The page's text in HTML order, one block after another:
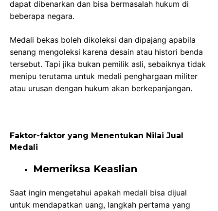
dapat dibenarkan dan bisa bermasalah hukum di
beberapa negara.
Medali bekas boleh dikoleksi dan dipajang apabila
senang mengoleksi karena desain atau histori benda
tersebut. Tapi jika bukan pemilik asli, sebaiknya tidak
menipu terutama untuk medali penghargaan militer
atau urusan dengan hukum akan berkepanjangan.
Faktor-faktor yang Menentukan Nilai Jual
Medali
Memeriksa Keaslian
Saat ingin mengetahui apakah medali bisa dijual
untuk mendapatkan uang, langkah pertama yang